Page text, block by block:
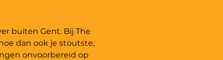
buiten Gent. Bij The
dan ook je stoutste,
onvoorbereid op